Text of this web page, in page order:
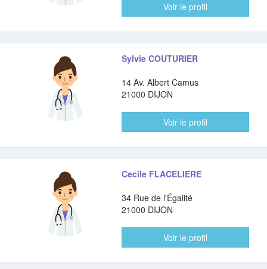
Voir le profil
Sylvie COUTURIER
14 Av. Albert Camus
21000 DIJON
Voir le profil
Cecile FLACELIERE
34 Rue de l'Égalité
21000 DIJON
Voir le profil